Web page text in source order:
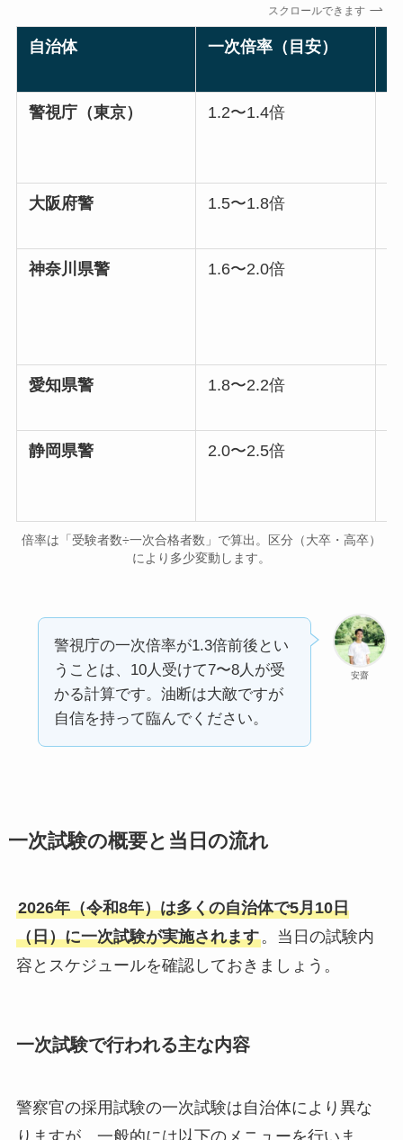
スクロールできます
自治体 一次倍率（目安）
警視庁（東京） 1.2〜1.4倍
大阪府警 1.5〜1.8倍
神奈川県警 1.6〜2.0倍
愛知県警 1.8〜2.2倍
静岡県警 2.0〜2.5倍
倍率は「受験者数÷一次合格者数」で算出。区分（大卒・高卒）
により多少変動します。
安齋
警視庁の一次倍率が1.3倍前後とい
うことは、10人受けて7〜8人が受
かる計算です。油断は大敵ですが
自信を持って臨んでください。
一次試験の概要と当日の流れ
2026年（令和8年）は多くの自治体で5月10日
（日）に一次試験が実施されます。当日の試験内
容とスケジュールを確認しておきましょう。
一次試験で行われる主な内容
警察官の採用試験の一次試験は自治体により異な
りますが、一般的には以下のメニューを行いま